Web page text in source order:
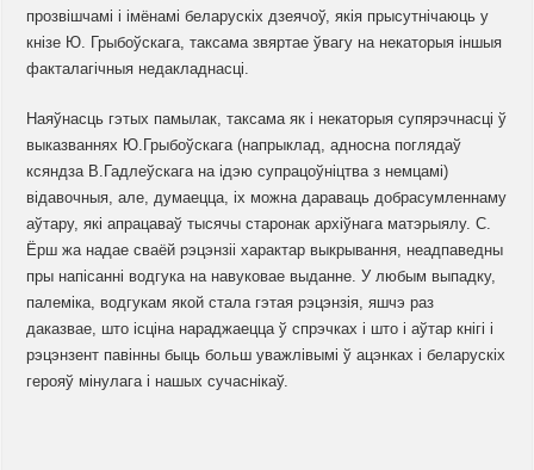
прозвішчамі і імёнамі беларускіх дзеячоў, якія прысутнічаюць у
кнізе Ю. Грыбоўскага, таксама звяртае ўвагу на некаторыя іншыя
факталагічныя недакладнасці.
Наяўнасць гэтых памылак, таксама як і некаторыя супярэчнасці ў
выказваннях Ю.Грыбоўскага (напрыклад, адносна поглядаў
ксяндза В.Гадлеўскага на ідэю супрацоўніцтва з немцамі)
відавочныя, але, думаецца, іх можна дараваць добрасумленнаму
аўтару, які апрацаваў тысячы старонак архіўнага матэрыялу. С.
Ёрш жа надае сваёй рэцэнзіі характар выкрывання, неадпаведны
пры напісанні водгука на навуковае выданне. У любым выпадку,
палеміка, водгукам якой стала гэтая рэцэнзія, яшчэ раз
даказвае, што ісціна нараджаецца ў спрэчках і што і аўтар кнігі і
рэцэнзент павінны быць больш уважлівымі ў ацэнках і беларускіх
герояў мінулага і нашых сучаснікаў.